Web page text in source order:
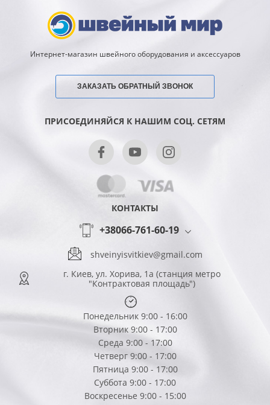
Интернет-магазин швейного оборудования и аксессуаров
ЗАКАЗАТЬ ОБРАТНЫЙ ЗВОНОК
ПРИСОЕДИНЯЙСЯ К НАШИМ СОЦ. СЕТЯМ
КОНТАКТЫ
+38066-761-60-19
shveinyisvitkiev@gmail.com
г. Киев, ул. Хорива, 1а (станция метро
"Контрактовая площадь")
Понедельник 9:00 - 16:00
Вторник 9:00 - 17:00
Среда 9:00 - 17:00
Четверг 9:00 - 17:00
Пятница 9:00 - 17:00
Суббота 9:00 - 17:00
Воскресенье 9:00 - 15:00